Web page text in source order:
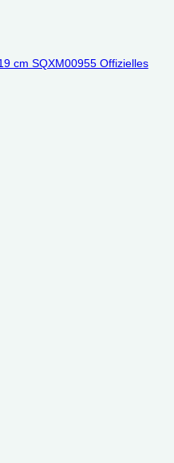
cm SQXM00955 Offizielles